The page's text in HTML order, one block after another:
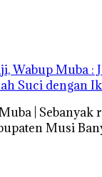
Wabup Muba :
Suci dengan
| Sebanyak
Musi